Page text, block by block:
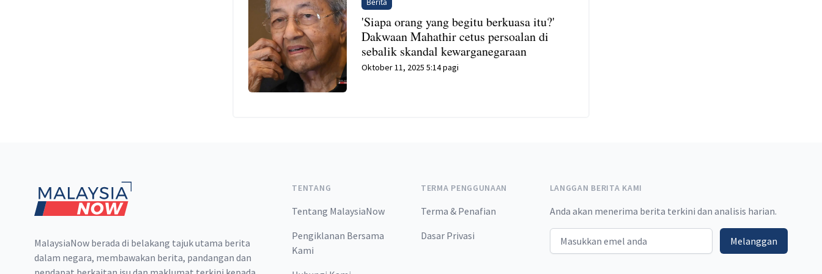
'Siapa orang yang begitu berkuasa itu?'
Dakwaan Mahathir cetus persoalan di
sebalik skandal kewarganegaraan
Oktober 11, 2025 5:14 pagi
MalaysiaNow berada di belakang tajuk utama berita
dalam negara, membawakan berita, pandangan dan
TENTANG
Tentang MalaysiaNow
Pengiklanan Bersama
Kami
TERMA PENGGUNAAN
Terma & Penafian
Dasar Privasi
LANGGAN BERITA KAMI
Anda akan menerima berita terkini dan analisis harian.
Email address Melanggan